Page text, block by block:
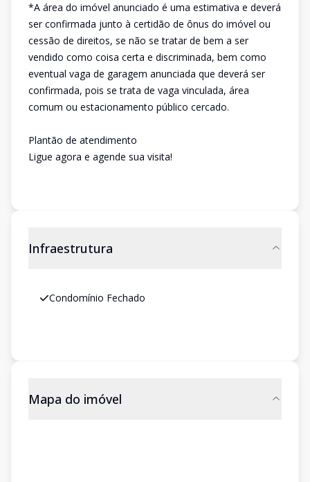
*A área do imóvel anunciado é uma estimativa e deverá
ser confirmada junto à certidão de ônus do imóvel ou
cessão de direitos, se não se tratar de bem a ser
vendido como coisa certa e discriminada, bem como
eventual vaga de garagem anunciada que deverá ser
confirmada, pois se trata de vaga vinculada, área
comum ou estacionamento público cercado.
Plantão de atendimento
Ligue agora e agende sua visita!
Infraestrutura
Condomínio Fechado
Mapa do imóvel